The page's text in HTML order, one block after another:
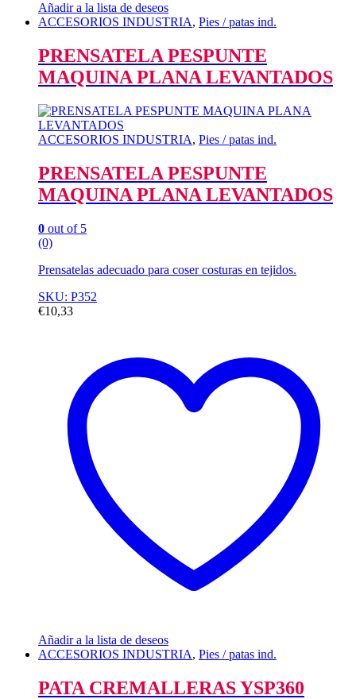
Añadir a la lista de deseos
ACCESORIOS INDUSTRIA, Pies / patas ind.
PRENSATELA PESPUNTE
MAQUINA PLANA LEVANTADOS
ACCESORIOS INDUSTRIA, Pies / patas ind.
PRENSATELA PESPUNTE
MAQUINA PLANA LEVANTADOS
0 out of 5
(0)
Prensatelas adecuado para coser costuras en tejidos.
SKU: P352
€10,33
Añadir a la lista de deseos
ACCESORIOS INDUSTRIA, Pies / patas ind.
PATA CREMALLERAS YSP360